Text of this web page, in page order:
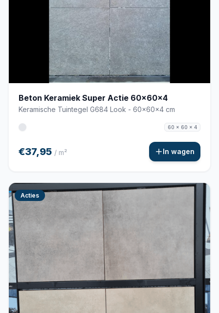
Beton Keramiek Super Actie 60x60x4
Keramische Tuintegel G684 Look - 60x60x4 cm
60 x 60 x 4
€37,95 / m² In wagen
Acties